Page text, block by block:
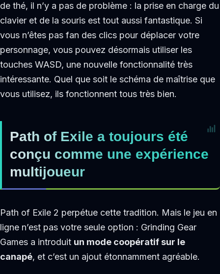
de thé, il n’y a pas de problème : la prise en charge du
clavier et de la souris est tout aussi fantastique. Si
vous n’êtes pas fan des clics pour déplacer votre
personnage, vous pouvez désormais utiliser les
touches WASD, une nouvelle fonctionnalité très
intéressante. Quel que soit le schéma de maîtrise que
vous utilisez, ils fonctionnent tous très bien.
Path of Exile a toujours été
conçu comme une expérience
multijoueur
Path of Exile 2 perpétue cette tradition. Mais le jeu en
ligne n’est pas votre seule option : Grinding Gear
Games a introduit un mode coopératif sur le
canapé, et c’est un ajout étonnamment agréable.